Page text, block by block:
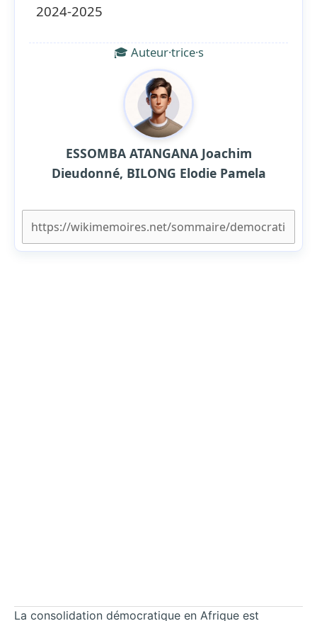
2024-2025
🎓 Auteur·trice·s
ESSOMBA ATANGANA Joachim
Dieudonné, BILONG Elodie Pamela
La consolidation démocratique en Afrique est